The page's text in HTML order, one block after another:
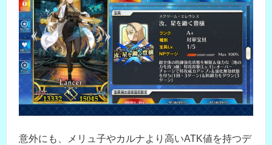
意外にも、メリュ子やカルナより高いATK値を持つデ